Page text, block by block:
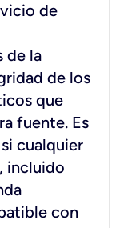
de
de la
de los
que
fuente. Es
cualquier
incluido
con